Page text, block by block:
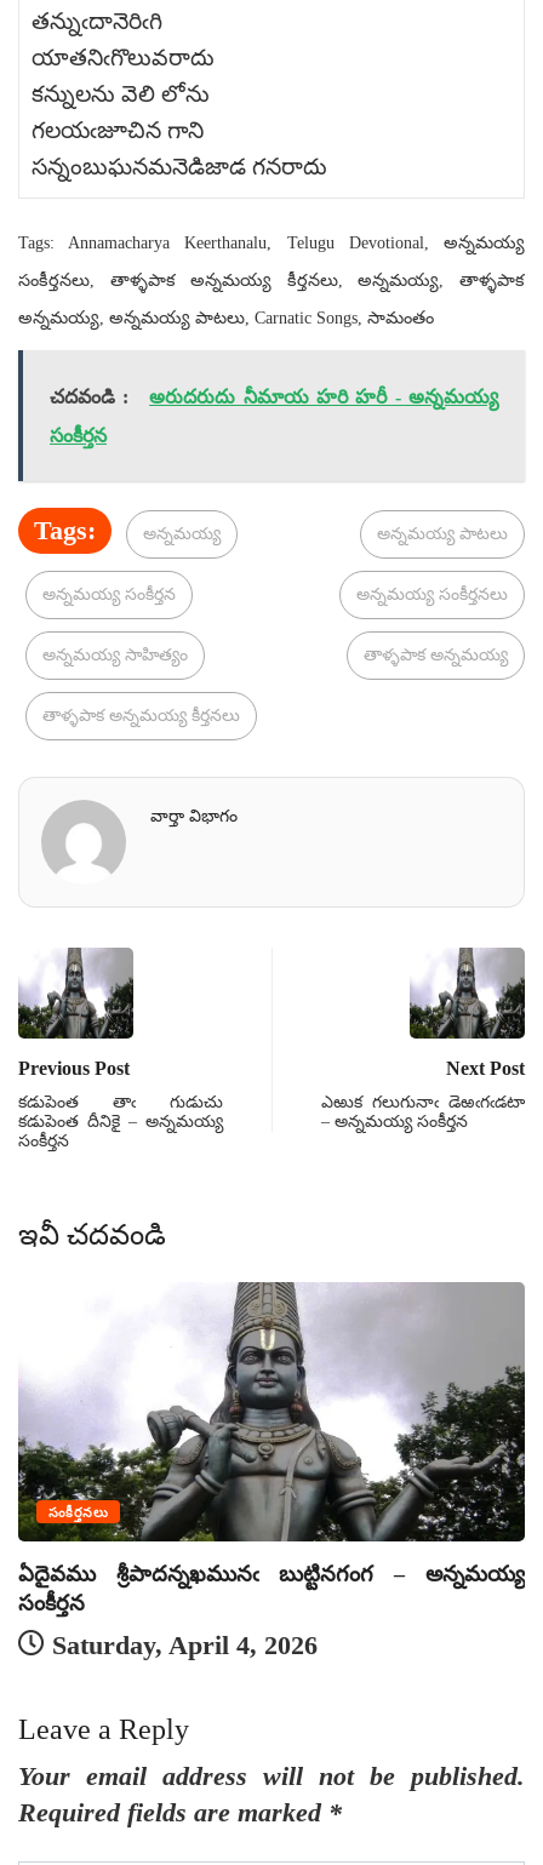
తన్నుఁదానెరిఁగి
యాతనిఁగొలువరాదు
కన్నులను వెలి లోను
గలయఁజూచిన గాని
సన్నంబుఘనమనెడిజాడ గనరాదు
Tags: Annamacharya Keerthanalu, Telugu Devotional, అన్నమయ్య
సంకీర్తనలు, తాళ్ళపాక అన్నమయ్య కీర్తనలు, అన్నమయ్య, తాళ్ళపాక
అన్నమయ్య, అన్నమయ్య పాటలు, Carnatic Songs, సామంతం
చదవండి :
అరుదరుదు నీమాయ హరి హరీ - అన్నమయ్య
సంకీర్తన
Tags: అన్నమయ్య అన్నమయ్య పాటలు
అన్నమయ్య సంకీర్తన అన్నమయ్య సంకీర్తనలు
అన్నమయ్య సాహిత్యం తాళ్ళపాక అన్నమయ్య
తాళ్ళపాక అన్నమయ్య కీర్తనలు
వార్తా విభాగం
Previous Post
కడుపెంత తాఁ గుడుచు
కడుపెంత దీనికై – అన్నమయ్య
సంకీర్తన
Next Post
ఎఱుక గలుగునాఁ డెఱఁగఁడటా
– అన్నమయ్య సంకీర్తన
ఇవీ చదవండి
సంకీర్తనలు
ఏదైవము శ్రీపాదన్నఖమునఁ బుట్టినగంగ – అన్నమయ్య
సంకీర్తన
Saturday, April 4, 2026
Leave a Reply
Your email address will not be published.
Required fields are marked *